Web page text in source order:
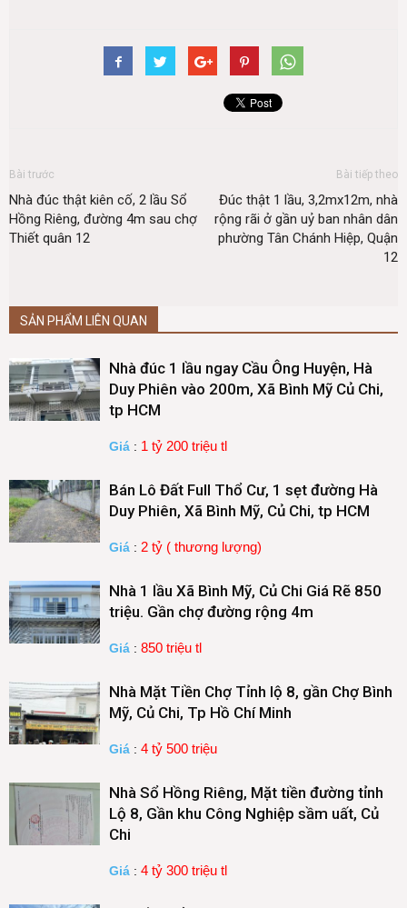
Bài trước
Nhà đúc thật kiên cố, 2 lầu Sổ
Hồng Riêng, đường 4m sau chợ
Thiết quân 12
Bài tiếp theo
Đúc thật 1 lầu, 3,2mx12m, nhà
rộng rãi ở gần uỷ ban nhân dân
phường Tân Chánh Hiệp, Quận
12
SẢN PHẨM LIÊN QUAN
Nhà đúc 1 lầu ngay Cầu Ông Huyện, Hà
Duy Phiên vào 200m, Xã Bình Mỹ Củ Chi,
tp HCM
Giá : 1 tỷ 200 triệu tl
Bán Lô Đất Full Thổ Cư, 1 sẹt đường Hà
Duy Phiên, Xã Bình Mỹ, Củ Chi, tp HCM
Giá : 2 tỷ ( thương lượng)
Nhà 1 lầu Xã Bình Mỹ, Củ Chi Giá Rẽ 850
triệu. Gần chợ đường rộng 4m
Giá : 850 triệu tl
Nhà Mặt Tiền Chợ Tỉnh lộ 8, gần Chợ Bình
Mỹ, Củ Chi, Tp Hồ Chí Minh
Giá : 4 tỷ 500 triệu
Nhà Sổ Hồng Riêng, Mặt tiền đường tỉnh
Lộ 8, Gần khu Công Nghiệp sầm uất, Củ
Chi
Giá : 4 tỷ 300 triệu tl